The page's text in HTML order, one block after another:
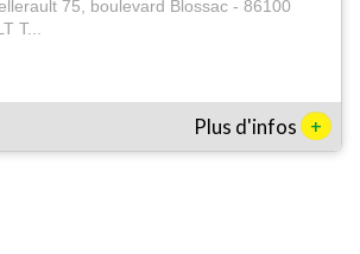
75, boulevard Blossac - 86100
T...
Plus d'infos +